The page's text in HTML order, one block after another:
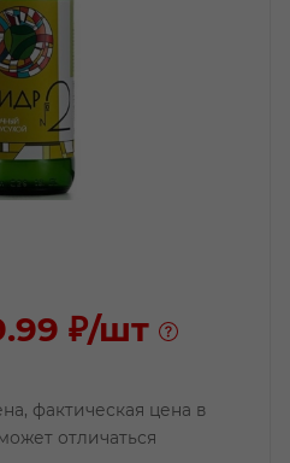
₽/шт
фактическая цена в
отличаться